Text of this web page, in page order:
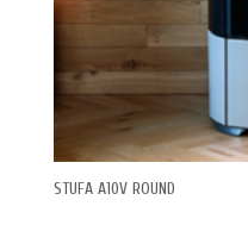
STUFA A10V ROUND